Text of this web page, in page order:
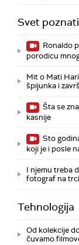
Svet
Ronaldo
porodicu
Mit o Mati
špijunka i
Šta se
kasnije
Sto
koji je i posle
I njemu treba
fotograf na
Tehnologija
Od kolekcije
čuvamo